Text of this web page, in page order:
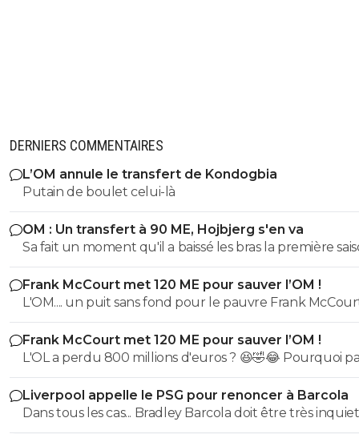
DERNIERS COMMENTAIRES
L’OM annule le transfert de Kondogbia
Putain de boulet celui-là
OM : Un transfert à 90 ME, Hojbjerg s'en va
Sa fait un moment qu'il a baissé les bras la première
etait top mais depuis quelques match etait en dessus.
et bon vent a lui pour le reste de sa carrière ...
Frank McCourt met 120 ME pour sauver l’OM !
L'OM.... un puit sans fond pour le pauvre Frank
Frank McCourt met 120 ME pour sauver l’OM !
L'OL a perdu 800 millions d'euros ? 😆🤣😂 Pourquoi pas un
milliard tant que tu y es ! ^^
Liverpool appelle le PSG pour renoncer à Barcola
Dans tous les cas... Bradley Barcola doit être très inquiet.